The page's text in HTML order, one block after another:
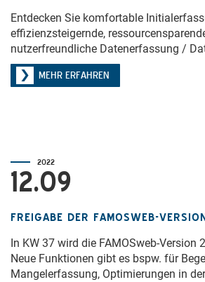
Entdecken Sie komfortable
effizienzsteigernde,
nutzerfreundliche Datenerfassung /
MEHR ERFAHREN
2022
12.09
FREIGABE DER FAMOSWEB-
In KW 37 wird die FAMOSweb-Version
Neue Funktionen gibt es bspw. für
Mangelerfassung, Optimierungen in